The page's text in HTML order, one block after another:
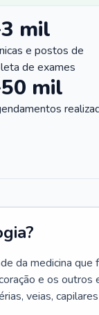
mil
e postos de
de exames
mil
da medicina
e os
veias,